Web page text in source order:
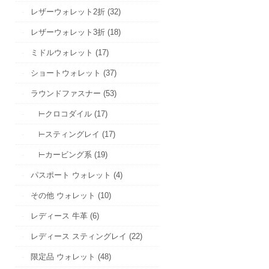
レザーウォレット2折 (32)
レザーウォレット3折 (18)
ミドルウォレット (17)
ショートウォレット (37)
ラウンドファスナー (53)
⊢クロコダイル (17)
⊢スティングレイ (17)
⊢カービング系 (19)
パスポート ウォレット (4)
その他 ウォレット (10)
レディース 牛革 (6)
レディース スティングレイ (22)
限定品 ウォレット (48)